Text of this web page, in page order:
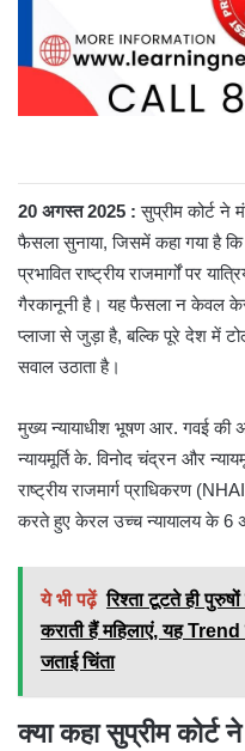
20 अगस्त 2025 :सुप्रीम कोर्ट ने
फैसला सुनाया, जिसमें कहा गया है
प्रभावित राष्ट्रीय राजमार्गों पर
गैरकानूनी है। यह फैसला न केवल
प्लाजा से जुड़ा है, बल्कि पूरे देश में
सवाल उठाता है।
मुख्य न्यायाधीश भूषण आर. गवई की
न्यायमूर्ति के. विनोद चंद्रन और
राष्ट्रीय राजमार्ग प्राधिकरण
करते हुए केरल उच्च न्यायालय के 6
ये भी पढ़ें रिश्ता टूटते ही
कराती हैं महिलाएं, यह
जताई चिंता
क्या कहा सुप्रीम कोर्ट ने